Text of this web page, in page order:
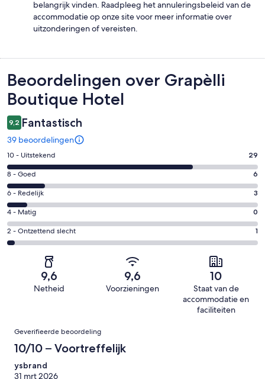
belangrijk vinden. Raadpleeg het annuleringsbeleid van de
accommodatie op onze site voor meer informatie over
uitzonderingen of vereisten.
Beoordelingen
Beoordelingen over Grapèlli
Boutique Hotel
9,2 Fantastisch
39 beoordelingen
Gastenscore:
10
-
Uitstekend.
29
van
39
beoordelingen
10 - Uitstekend 29
Gastenscore:
8
-
Goed.
6
van
beoordelingen
8 - Goed 6
Gastenscore:
6
-
Redelijk.
3
beoordelingen
6 - Redelijk 3
Gastenscore:
4
-
4 - Matig 0
Gastenscore:
2
Ontzettend
beoordelingen
2 - Ontzettend slecht 1
9,6
Netheid
9,6
Voorzieningen
10
Staat van de
accommodatie en
faciliteiten
Beoordelingen
Geverifieerde beoordeling
10/10 – Voortreffelijk
ysbrand
31 mrt 2026